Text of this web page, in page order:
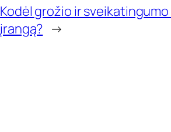
Kodėl grožio ir
įrangą? →